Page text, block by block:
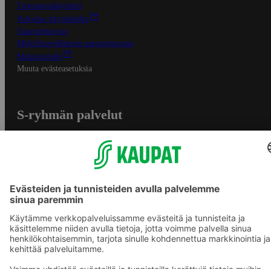
Tietosuojakäytäntö
Palvelun käyttöehdot
Saavutettavuus
Mobiilisovelluksen saavutettavuus
Mainostajalle
Muuta evästeasetuksia
S-ryhmän palvelut
S-ostoslista -sovellus
Prisma.fi
Sokos.fi
S-Pankki
Yhteishyvä
Sokos Hotels